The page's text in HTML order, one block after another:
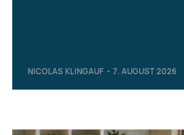
NICOLAS KLINGAUF - 7. AUGUST 2026